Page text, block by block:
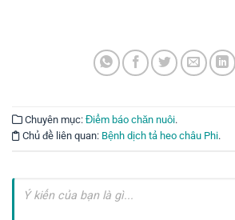
Chuyên mục: Điểm báo chăn nuôi.
Chủ đề liên quan: Bệnh dịch tả heo châu Phi.